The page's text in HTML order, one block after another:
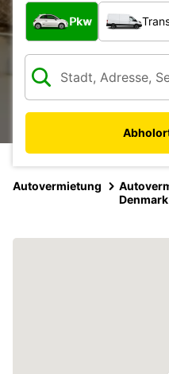
Welche Art von
Pkw
Autovermietung
Denmark